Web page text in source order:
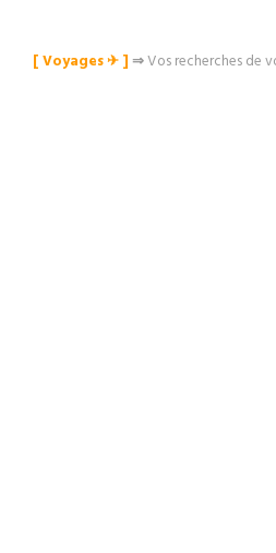
[ Voyages ✈︎ ]⇒Vos recherches de